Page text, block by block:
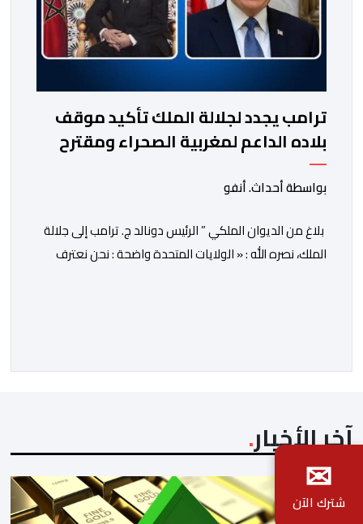
ترامب يجدد لجلالة الملك تأكيد موقف
بلاده الداعم لمغربية الصحراء ومقترح
الحكم الذاتي
بواسطة أحداث. أنفو
بلاغ من الديوان الملكي ” الرئيس دونالد ج. ترامب إلى جلالة
الملك، نصره الله : « الولايات المتحدة واضحة : نحن نعترف
السادس، […]
آخر الأخبار
✉
شترك الآن